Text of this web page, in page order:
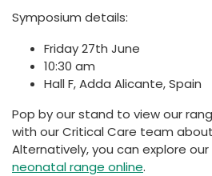
Symposium details:
Friday 27th June
10:30 am
Hall F, Adda Alicante, Spain
Pop by our stand to view our
with our Critical Care team
Alternatively, you can explore our
neonatal range online.